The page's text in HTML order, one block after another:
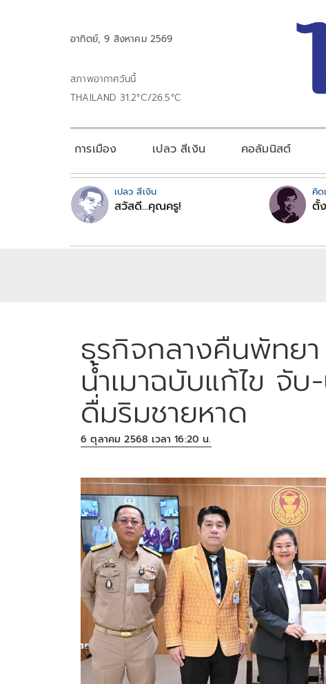
อาทิตย์, 9 สิงหาคม 2569
สภาพอากาศวันนี้
THAILAND 31.2°C/26.5°C
การเมือง เปลว สีเงิน คอลัมนิสต์
เปลว สีเงิน
สวัสดี...คุณครู!
คิด
ตั้
ธุรกิจกลางคืนพัทย
น้ำเมาฉบับแก้ไข จั
ดื่มริมชายหาด
6 ตุลาคม 2568 เวลา 16:20 น.